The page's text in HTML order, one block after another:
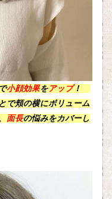
小顔効果をアップ！
で頬の横にボリューム
面長の悩みをカバーし